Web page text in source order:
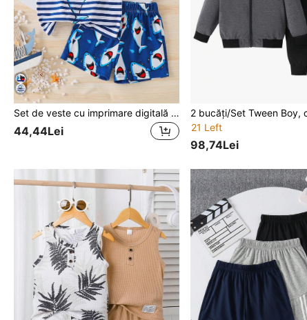
Set de veste cu imprimare digitală rechin de vară casual pentru băieți, 2 buc, costum de vestă rece pentru vacanță și călătorie
44,44Lei
21 Left
98,74Lei